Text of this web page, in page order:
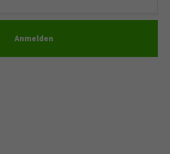
Anmelden